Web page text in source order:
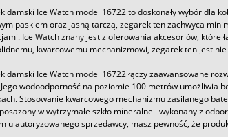
damski Ice Watch model 16722 to doskonały wybór dla
paskiem oraz jasną tarczą, zegarek ten zachwyca
Ice Watch znany jest z oferowania akcesoriów, które
kwarcowemu mechanizmowi, zegarek ten jest
damski Ice Watch model 16722 łączy zaawansowane
wodoodporność na poziomie 100 metrów umożliwia
Stosowanie kwarcowego mechanizmu zasilanego
w wytrzymałe szkło mineralne i wykonany z
u autoryzowanego sprzedawcy, masz pewność, że